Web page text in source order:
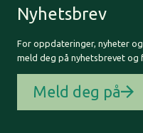
Nyhetsbrev
For oppdateringer, nyheter
meld deg på nyhetsbrevet og
Meld deg på